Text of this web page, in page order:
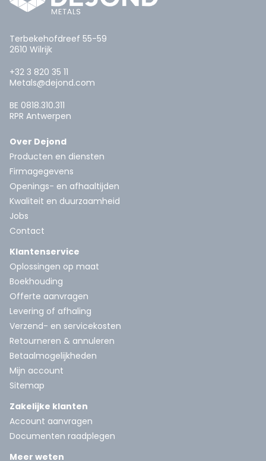
Terbekehofdreef 55-59
2610 Wilrijk
+32 3 820 35 11
Metals@dejond.com
BE 0818.310.311
RPR Antwerpen
Over Dejond
Producten en diensten
Firmagegevens
Openings- en afhaaltijden
Kwaliteit en duurzaamheid
Jobs
Contact
Klantenservice
Oplossingen op maat
Boekhouding
Offerte aanvragen
Levering of afhaling
Verzend- en servicekosten
Retourneren & annuleren
Betaalmogelijkheden
Mijn account
Sitemap
Zakelijke klanten
Account aanvragen
Documenten raadplegen
Meer weten